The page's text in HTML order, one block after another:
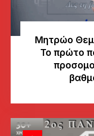
Μητρώο
Το πρώτο